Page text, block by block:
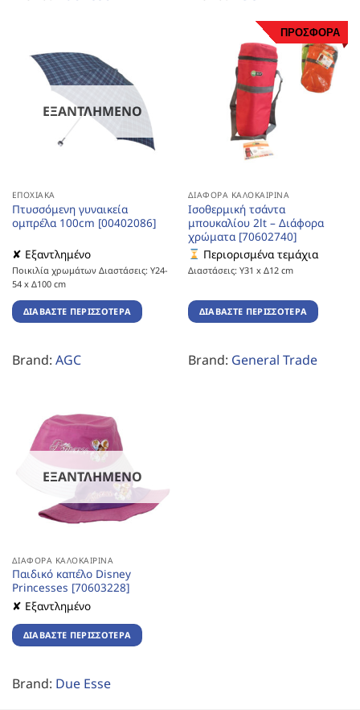
ΕΞΑΝΤΛΗΜΈΝΟ
ΕΠΟΧΙΑΚΆ
Πτυσσόμενη γυναικεία
ομπρέλα 100cm [00402086]
✘ Εξαντλημένο
Ποικιλία χρωμάτων Διαστάσεις: Υ24-
54 x Δ100 cm
ΔΙΑΒΆΣΤΕ ΠΕΡΙΣΣΌΤΕΡΑ
Brand: AGC
ΠΡΟΣΦΟΡΑ
ΔΙΆΦΟΡΑ ΚΑΛΟΚΑΙΡΙΝΆ
Ισοθερμική τσάντα
μπουκαλίου 2lt – Διάφορα
χρώματα [70602740]
Περιορισμένα τεμάχια
Διαστάσεις: Υ31 x Δ12 cm
ΔΙΑΒΆΣΤΕ ΠΕΡΙΣΣΌΤΕΡΑ
Brand: General Trade
ΕΞΑΝΤΛΗΜΈΝΟ
ΔΙΆΦΟΡΑ ΚΑΛΟΚΑΙΡΙΝΆ
Παιδικό καπέλο Disney
Princesses [70603228]
✘ Εξαντλημένο
ΔΙΑΒΆΣΤΕ ΠΕΡΙΣΣΌΤΕΡΑ
Brand: Due Esse